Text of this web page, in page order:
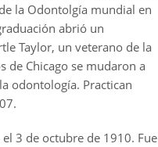
la Odontolgía mundial en
abrió un
Taylor, un veterano de la
de Chicago se mudaron a
odontología. Practican
3 de octubre de 1910. Fue